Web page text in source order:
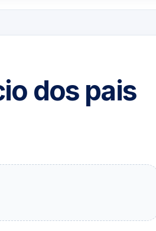
dos pais